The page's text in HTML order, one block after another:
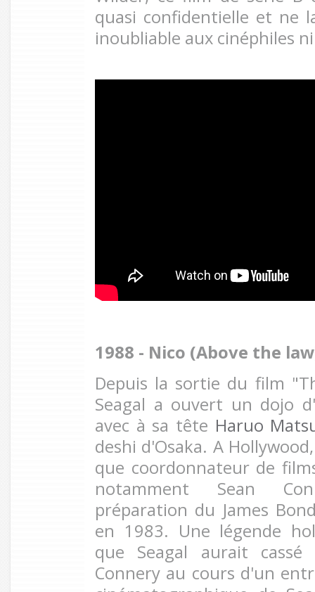
quasi confidentielle et ne
inoubliable aux cinéphiles
1988 - Nico (Above the
Depuis la sortie du film
Seagal a ouvert un dojo
avec à sa tête Haruo
deshi d'Osaka. A
que coordonnateur de
notamment Sean
préparation du James
en 1983. Une légende
que Seagal aurait
Connery au cours d'un